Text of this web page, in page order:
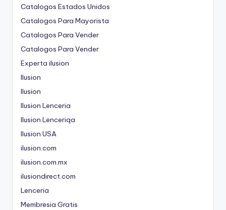
Catalogos Estados Unidos
Catalogos Para Mayorista
Catalogos Para Vender
Catalogos Para Vender
Experta ilusion
Ilusion
Ilusion
Ilusion Lenceria
Ilusion Lenceriqa
Ilusion USA
ilusion.com
ilusion.com.mx
ilusiondirect.com
Lenceria
Membresia Gratis